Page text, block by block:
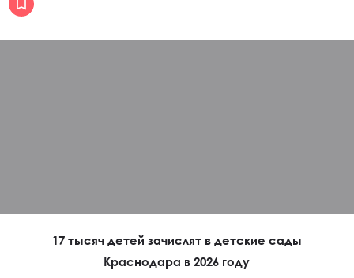
17 тысяч детей зачислят в детские сады
Краснодара в 2026 году